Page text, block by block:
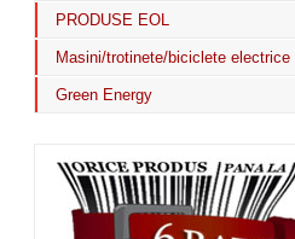
PRODUSE EOL
Masini/trotinete/biciclete electrice
Green Energy